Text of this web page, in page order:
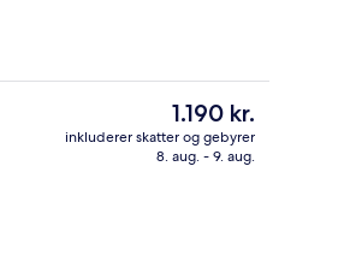
Lounge i lobbyen
Den
nuværende
pris
1.190 kr.
inkluderer skatter og gebyrer
8. aug. - 9. aug.